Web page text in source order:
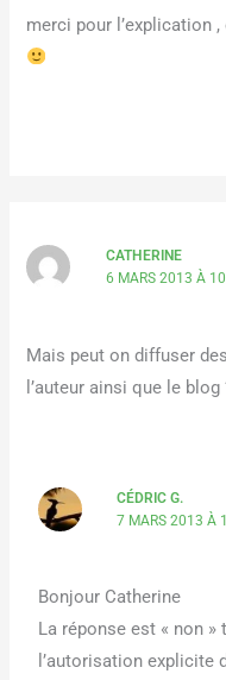
merci pour l’explication
CATHERINE
6 MARS 2013 À
Mais peut on diffuser
l’auteur ainsi que le blog
CÉDRIC G.
7 MARS 2013 À
Bonjour Catherine
La réponse est « non »
l’autorisation explicite